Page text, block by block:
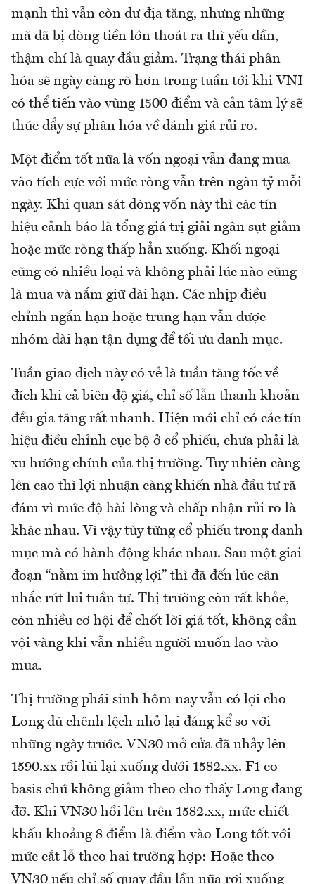
mạnh thì vẫn còn dư địa tăng, nhưng những
mã đã bị dòng tiền lớn thoát ra thì yếu dần,
thậm chí là quay đầu giảm. Trạng thái phân
hóa sẽ ngày càng rõ hơn trong tuần tới khi VNI
có thể tiến vào vùng 1500 điểm và cản tâm lý sẽ
thúc đẩy sự phân hóa về đánh giá rủi ro.
Một điểm tốt nữa là vốn ngoại vẫn đang mua
vào tích cực với mức ròng vẫn trên ngàn tỷ mỗi
ngày. Khi quan sát dòng vốn này thì các tín
hiệu cảnh báo là tổng giá trị giải ngân sụt giảm
hoặc mức ròng thấp hẳn xuống. Khối ngoại
cũng có nhiều loại và không phải lúc nào cũng
là mua và nắm giữ dài hạn. Các nhịp điều
chỉnh ngắn hạn hoặc trung hạn vẫn được
nhóm dài hạn tận dụng để tối ưu danh mục.
Tuần giao dịch này có vẻ là tuần tăng tốc về
đích khi cả biên độ giá, chỉ số lẫn thanh khoản
đều gia tăng rất nhanh. Hiện mới chỉ có các tín
hiệu điều chỉnh cục bộ ở cổ phiếu, chưa phải là
xu hướng chính của thị trường. Tuy nhiên càng
lên cao thì lợi nhuận càng khiến nhà đầu tư rã
đám vì mức độ hài lòng và chấp nhận rủi ro là
khác nhau. Vì vậy tùy từng cổ phiếu trong danh
mục mà có hành động khác nhau. Sau một giai
đoạn “nằm im hưởng lợi” thì đã đến lúc cân
nhắc rút lui tuần tự. Thị trường còn rất khỏe,
còn nhiều cơ hội để chốt lời giá tốt, không cần
vội vàng khi vẫn nhiều người muốn lao vào
mua.
Thị trường phái sinh hôm nay vẫn có lợi cho
Long dù chênh lệch nhỏ lại đáng kể so với
những ngày trước. VN30 mở cửa đã nhảy lên
1590.xx rồi lùi lại xuống dưới 1582.xx. F1 co
basis chứ không giảm theo cho thấy Long đang
đỡ. Khi VN30 hồi lên trên 1582.xx, mức chiết
khấu khoảng 8 điểm là điểm vào Long tốt với
mức cắt lỗ theo hai trường hợp: Hoặc theo
VN30 nếu chỉ số quay đầu lần nữa rơi xuống